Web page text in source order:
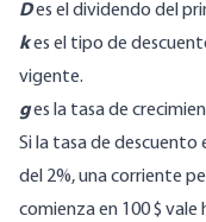
Des el dividendo del
kes el tipo de
vigente.
ges la tasa de
Si la tasa de descuento
del 2%, una corriente
comienza en 100 $